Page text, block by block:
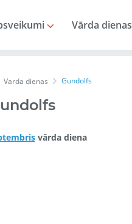
Vārda dienas
Varda dienas Gundolfs
vārda diena